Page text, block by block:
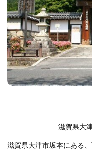
滋賀県大
滋賀県大津市坂本にある